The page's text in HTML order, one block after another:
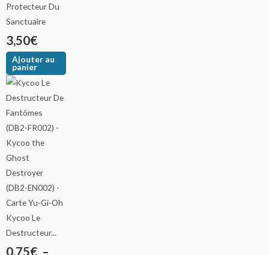
Protecteur Du
Sanctuaire
3,50€
Ajouter au
panier
Kycoo Le
Destructeur...
0,75€ –